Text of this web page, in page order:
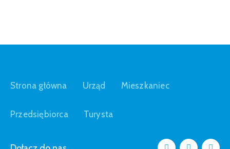
Strona główna Urząd Mieszkaniec
Przedsiębiorca Turysta